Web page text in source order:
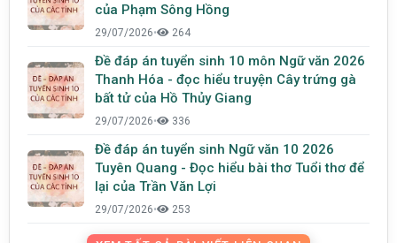
của Phạm Sông Hồng
29/07/2026• 264
Đề đáp án tuyển sinh 10 môn Ngữ văn 2026
Thanh Hóa - đọc hiểu truyện Cây trứng gà
bất tử của Hồ Thủy Giang
29/07/2026• 336
Đề đáp án tuyển sinh Ngữ văn 10 2026
Tuyên Quang - Đọc hiểu bài thơ Tuổi thơ để
lại của Trần Văn Lợi
29/07/2026• 253